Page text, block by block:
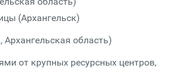
(Архангельск)
область)
от крупных ресурсных центров,